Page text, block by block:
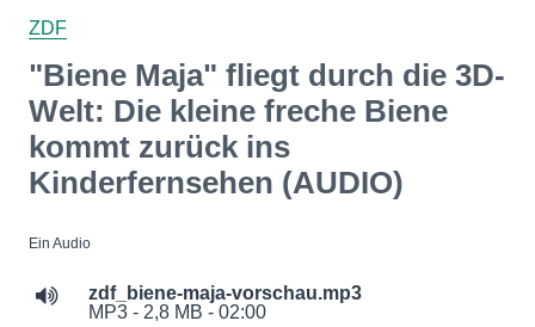
ZDF
"Biene Maja" fliegt durch die 3D-
Welt: Die kleine freche Biene
kommt zurück ins
Kinderfernsehen (AUDIO)
Ein Audio
zdf_biene-maja-vorschau.mp3
MP3 - 2,8 MB - 02:00